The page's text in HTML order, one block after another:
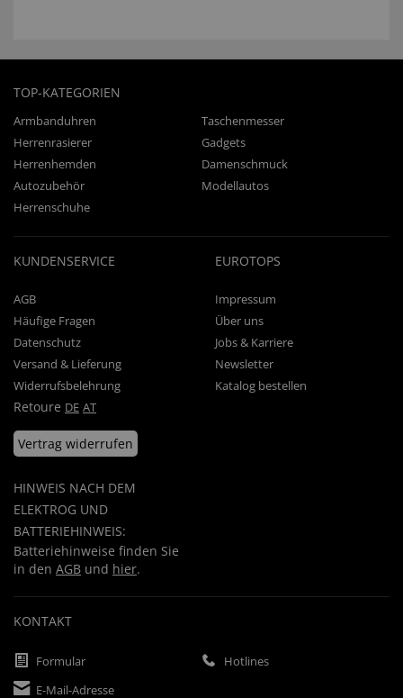
TOP-KATEGORIEN
Armbanduhren
Taschenmesser
Herrenrasierer
Gadgets
Herrenhemden
Damenschmuck
Autozubehör
Modellautos
Herrenschuhe
KUNDENSERVICE
AGB
Häufige Fragen
Datenschutz
Versand & Lieferung
Widerrufsbelehrung
Retoure DE AT
Vertrag widerrufen
HINWEIS NACH DEM
ELEKTROG UND
BATTERIEHINWEIS:
Batteriehinweise finden Sie
in den AGB und hier.
EUROTOPS
Impressum
Über uns
Jobs & Karriere
Newsletter
Katalog bestellen
KONTAKT
Formular
Hotlines
E-Mail-Adresse